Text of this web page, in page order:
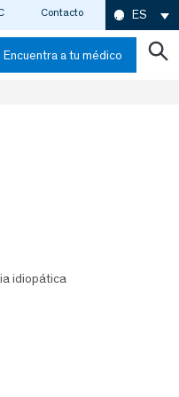
Contacto ES
Encuentra a tu médico
idiopática